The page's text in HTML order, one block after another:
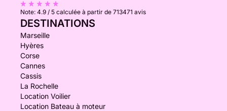
Note: 4.9 / 5 calculée à partir de 713471 avis
DESTINATIONS
Marseille
Hyères
Corse
Cannes
Cassis
La Rochelle
Location Voilier
Location Bateau à moteur